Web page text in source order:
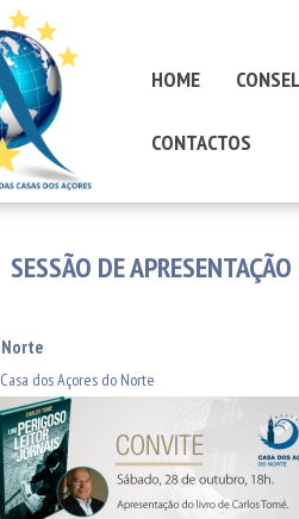
HOME
CONTACTOS
SESSÃO DE
Norte
Casa dos Açores do Norte